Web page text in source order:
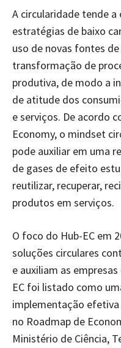
A circularidade tende a
estratégias de baixo
uso de novas fontes
transformação de
produtiva, de modo a
de atitude dos
e serviços. De acordo
Economy, o mindset
pode auxiliar em uma
de gases de efeito
reutilizar, recuperar,
produtos em serviços.
O foco do Hub-EC em
soluções circulares
e auxiliam as empresas
EC foi listado como
implementação
no Roadmap de
Ministério de Ciência,